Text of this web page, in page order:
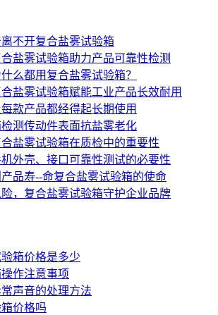
不开复合盐雾试验箱
盐雾试验箱助力产品可靠性检测
么都用复合盐雾试验箱？
盐雾试验箱赋能工业产品长效耐用
款产品都经得起长期使用
测传动件表面抗盐雾老化
盐雾试验箱在质检中的重要性
外壳、接口可靠性测试的必要性
品寿--命复合盐雾试验箱的使命
，复合盐雾试验箱守护企业品牌
箱价格是多少
作注意事项
声音的处理方法
价格吗